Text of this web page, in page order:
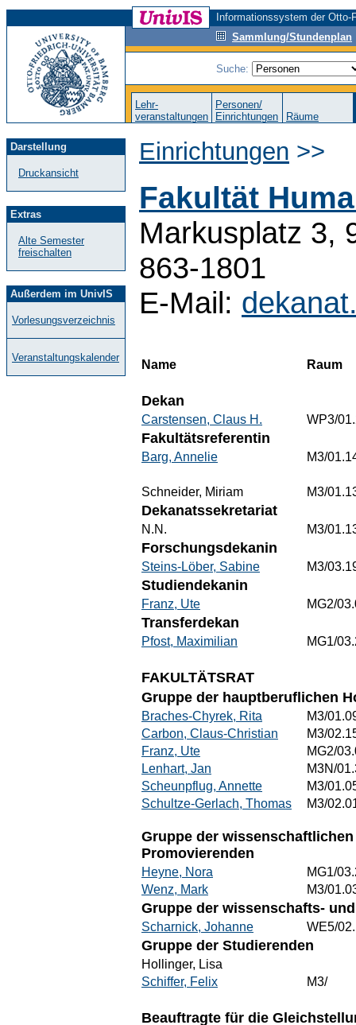
Informationssystem der
Sammlung/Stundenplan
Suche:
Lehr-
veranstaltungen
Personen/
Einrichtungen
Räume
Darstellung
Druckansicht
Extras
Alte Semester
freischalten
Außerdem im UnivIS
Vorlesungsverzeichnis
Veranstaltungskalender
Einrichtungen >>
Fakultät
Markusplatz 3,
863-1801
E-Mail:
Name Raum
Dekan
Carstensen, Claus H. WP3/
Fakultätsreferentin
Barg, Annelie M3/
Schneider, Miriam M3/
Dekanatssekretariat
N.N. M3/
Forschungsdekanin
Steins-Löber, Sabine M3/
Studiendekanin
Franz, Ute MG2/
Transferdekan
Pfost, Maximilian MG1/
FAKULTÄTSRAT
Gruppe der hauptberuflichen
Braches-Chyrek, Rita
M3/
Carbon, Claus-Christian
M3/
Franz, Ute
MG2/
Lenhart, Jan
M3N/
Scheunpflug, Annette
M3/
Schultze-Gerlach, Thomas
M3/
Gruppe der
Promovierenden
Heyne, Nora
MG1/
Wenz, Mark
M3/
Gruppe der wissenschafts-
Scharnick, Johanne WE5/
Gruppe der Studierenden
Hollinger, Lisa
Schiffer, Felix
M3/
Beauftragte für die